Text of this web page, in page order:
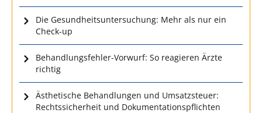
Die Gesundheitsuntersuchung: Mehr als nur ein
Check-up
Behandlungsfehler-Vorwurf: So reagieren Ärzte
richtig
Ästhetische Behandlungen und Umsatzsteuer:
Rechtssicherheit und Dokumentationspflichten